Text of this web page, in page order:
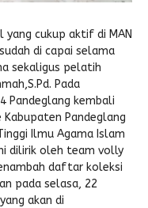
yang cukup aktif di MAN
di capai selama
sekaligus pelatih
Pada
Pandeglang kembali
Pandeglang
Ilmu Agama Islam
dilirik oleh team volly
daftar koleksi
pada selasa, 22
akan di